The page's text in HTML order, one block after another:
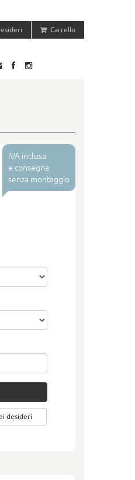
Carrello
IVA inclusa
e consegna
senza montaggio
desideri